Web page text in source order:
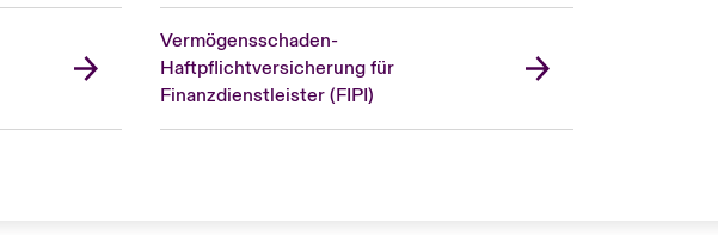
Vermögensschaden-
Haftpflichtversicherung für
Finanzdienstleister (FIPI)